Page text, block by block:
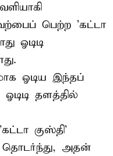
பெற்ற 'கட்டா
ஓடிடி
ஓடிய இந்தப்
தளத்தில்
குஸ்தி'
தொடர்ந்து, அதன்